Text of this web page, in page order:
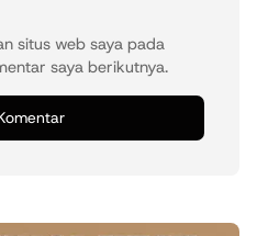
situs web saya pada
saya berikutnya.